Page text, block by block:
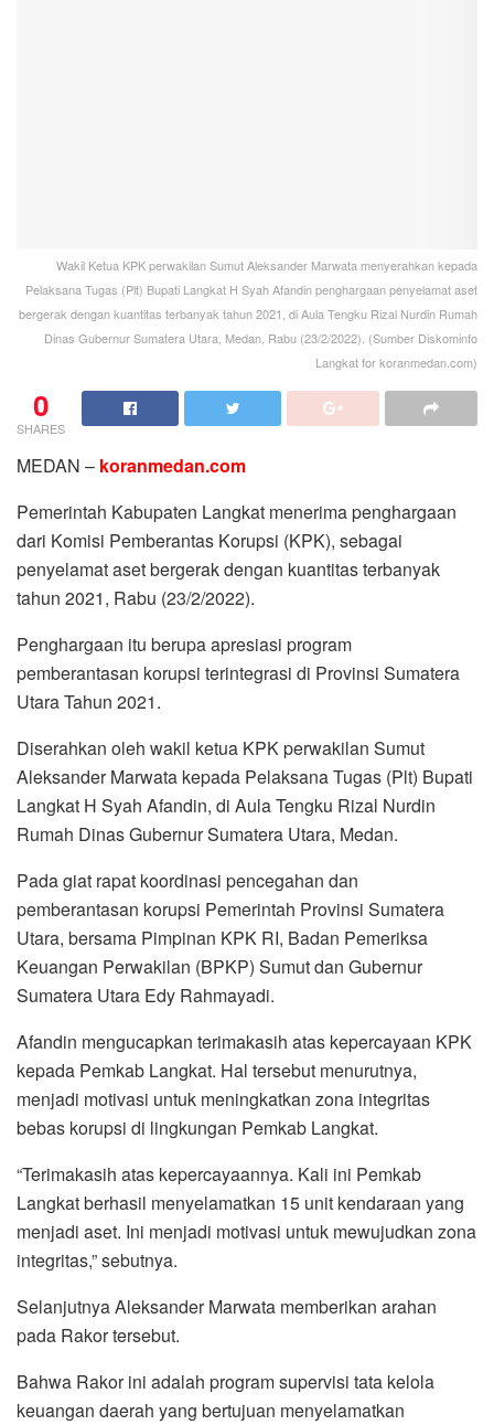
Wakil Ketua KPK perwakilan Sumut Aleksander Marwata menyerahkan kepada
Pelaksana Tugas (Plt) Bupati Langkat H Syah Afandin penghargaan penyelamat aset
bergerak dengan kuantitas terbanyak tahun 2021, di Aula Tengku Rizal Nurdin Rumah
Dinas Gubernur Sumatera Utara, Medan, Rabu (23/2/2022). (Sumber Diskominfo
Langkat for koranmedan.com)
0
SHARES
MEDAN – koranmedan.com
Pemerintah Kabupaten Langkat menerima penghargaan
dari Komisi Pemberantas Korupsi (KPK), sebagai
penyelamat aset bergerak dengan kuantitas terbanyak
tahun 2021, Rabu (23/2/2022).
Penghargaan itu berupa apresiasi program
pemberantasan korupsi terintegrasi di Provinsi Sumatera
Utara Tahun 2021.
Diserahkan oleh wakil ketua KPK perwakilan Sumut
Aleksander Marwata kepada Pelaksana Tugas (Plt) Bupati
Langkat H Syah Afandin, di Aula Tengku Rizal Nurdin
Rumah Dinas Gubernur Sumatera Utara, Medan.
Pada giat rapat koordinasi pencegahan dan
pemberantasan korupsi Pemerintah Provinsi Sumatera
Utara, bersama Pimpinan KPK RI, Badan Pemeriksa
Keuangan Perwakilan (BPKP) Sumut dan Gubernur
Sumatera Utara Edy Rahmayadi.
Afandin mengucapkan terimakasih atas kepercayaan KPK
kepada Pemkab Langkat. Hal tersebut menurutnya,
menjadi motivasi untuk meningkatkan zona integritas
bebas korupsi di lingkungan Pemkab Langkat.
“Terimakasih atas kepercayaannya. Kali ini Pemkab
Langkat berhasil menyelamatkan 15 unit kendaraan yang
menjadi aset. Ini menjadi motivasi untuk mewujudkan zona
integritas,” sebutnya.
Selanjutnya Aleksander Marwata memberikan arahan
pada Rakor tersebut.
Bahwa Rakor ini adalah program supervisi tata kelola
keuangan daerah yang bertujuan menyelamatkan